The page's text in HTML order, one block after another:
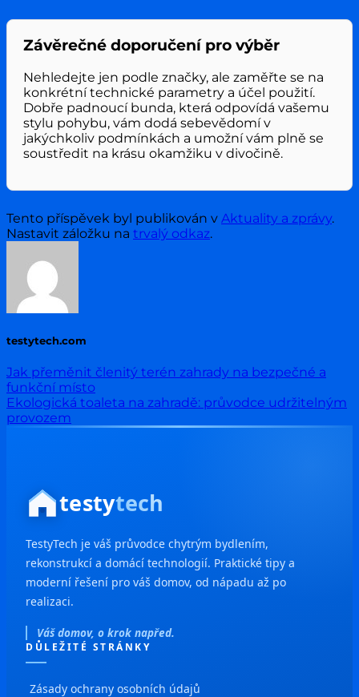
Závěrečné doporučení pro výběr
Nehledejte jen podle značky, ale zaměřte se na
konkrétní technické parametry a účel použití.
Dobře padnoucí bunda, která odpovídá vašemu
stylu pohybu, vám dodá sebevědomí v
jakýchkoliv podmínkách a umožní vám plně se
soustředit na krásu okamžiku v divočině.
Tento příspěvek byl publikován v Aktuality a zprávy.
Nastavit záložku na trvalý odkaz.
testytech.com
Jak přeměnit členitý terén zahrady na bezpečné a
funkční místo
Ekologická toaleta na zahradě: průvodce udržitelným
provozem
testytech
TestyTech je váš průvodce chytrým bydlením,
rekonstrukcí a domácí technologií. Praktické tipy a
moderní řešení pro váš domov, od nápadu až po
realizaci.
Váš domov, o krok napřed.
DŮLEŽITÉ STRÁNKY
Zásady ochrany osobních údajů